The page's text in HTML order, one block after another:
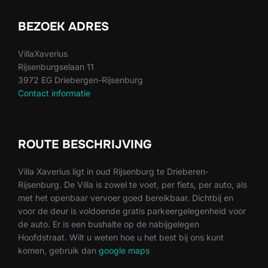
BEZOEK ADRES
VillaXaverius
Rijsenburgselaan 11
3972 EG Driebergen-Rijsenburg
Contact informatie
ROUTE BESCHRIJVING
Villa Xaverius ligt in oud Rijsenburg te Drieberen-
Rijsenburg. De Villa is zowel te voet, per fiets, per auto, als
met het openbaar vervoer goed bereikbaar. Dichtbij en
voor de deur is voldoende gratis parkeergelegenheid voor
de auto. Er is een bushalte op de nabijgelegen
Hoofdstraat. Wilt u weten hoe u het best bij ons kunt
komen, gebruik dan google maps